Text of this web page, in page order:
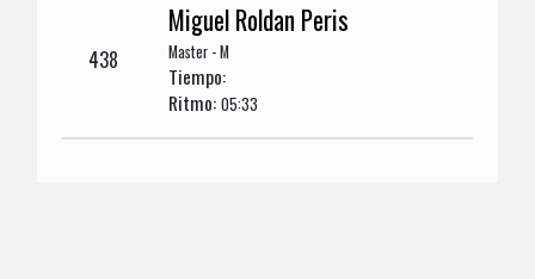
438
Miguel Roldan Peris
Master - M
Tiempo:
Ritmo:05:33